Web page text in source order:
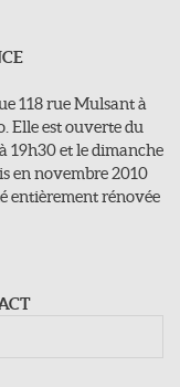
118 rue Mulsant à
Elle est ouverte du
19h30 et le dimanche
en novembre 2010
entièrement rénovée